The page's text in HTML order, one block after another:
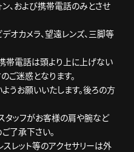
、および携帯電話のみとさせ
デオカメラ、望遠レンズ、三脚等
帯電話は頭より上に上げない
ご迷惑となります。
うお願いいたします。後ろの方
タッフがお客様の肩や腕など
了承下さい。
レット等のアクセサリーは外